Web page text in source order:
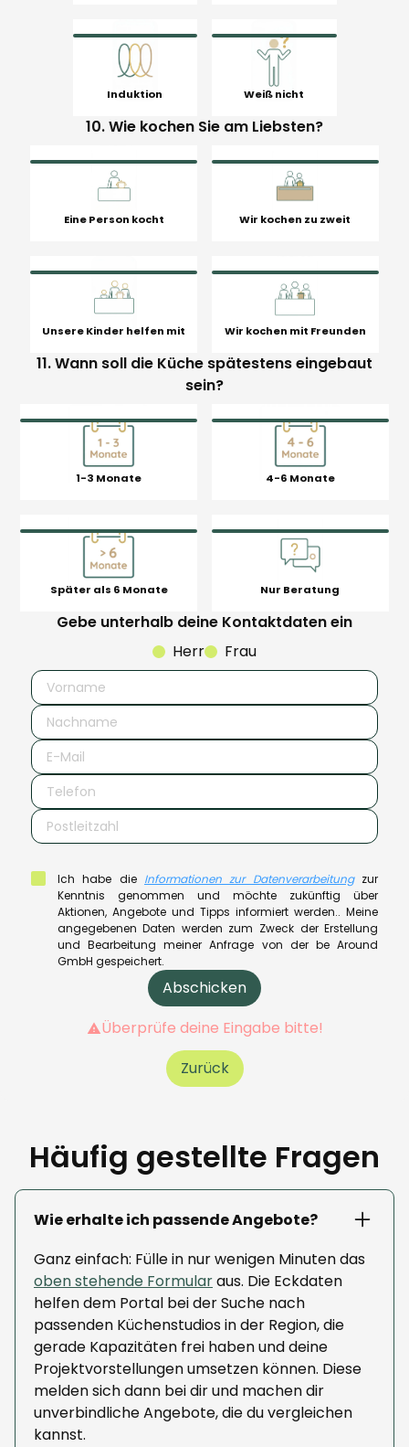
Induktion Weiß nicht
10. Wie kochen Sie am Liebsten?
Eine Person kocht Wir kochen zu zweit
Unsere Kinder helfen mit Wir kochen mit Freunden
11. Wann soll die Küche spätestens eingebaut
sein?
1-3 Monate 4-6 Monate
Später als 6 Monate Nur Beratung
Gebe unterhalb deine Kontaktdaten ein
Herr
Frau
Ich habe die Informationen zur Datenverarbeitungzur
Kenntnis genommen und möchte zukünftig über
Aktionen, Angebote und Tipps informiert werden.. Meine
angegebenen Daten werden zum Zweck der Erstellung
und Bearbeitung meiner Anfrage von der be Around
GmbH gespeichert.
Überprüfe deine Eingabe bitte!
Zurück
Häufig gestellte Fragen
Wie erhalte ich passende Angebote?
Ganz einfach: Fülle in nur wenigen Minuten das
oben stehende Formularaus. Die Eckdaten
helfen dem Portal bei der Suche nach
passenden Küchenstudios in der Region, die
gerade Kapazitäten frei haben und deine
Projektvorstellungen umsetzen können. Diese
melden sich dann bei dir und machen dir
unverbindliche Angebote, die du vergleichen
kannst.